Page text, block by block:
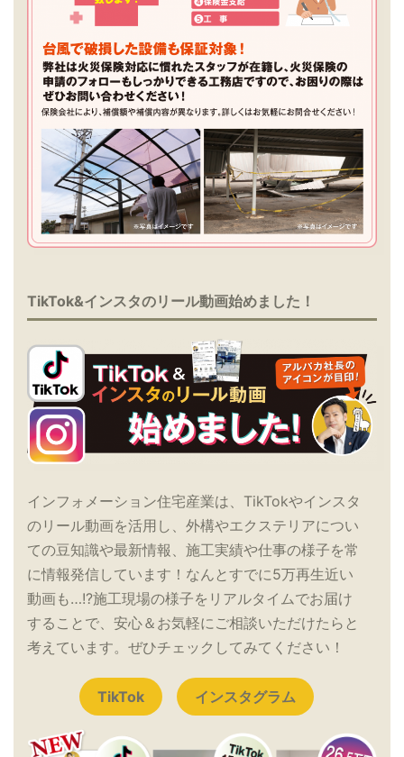
TikTok&インスタのリール動画始めました！
インフォメーション住宅産業は、TikTokやインスタ
のリール動画を活用し、外構やエクステリアについ
ての豆知識や最新情報、施工実績や仕事の様子を常
に情報発信しています！なんとすでに5万再生近い
動画も…!?施工現場の様子をリアルタイムでお届け
することで、安心＆お気軽にご相談いただけたらと
考えています。ぜひチェックしてみてください！
TikTok インスタグラム